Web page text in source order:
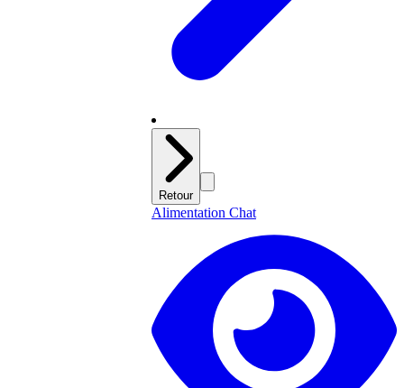
Retour
Alimentation Chat